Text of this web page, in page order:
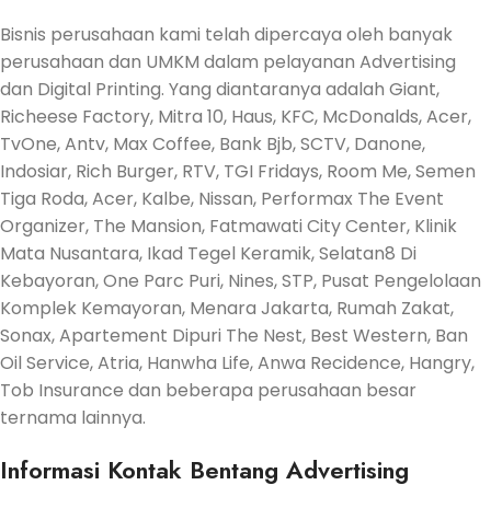
Bisnis perusahaan kami telah dipercaya oleh banyak
perusahaan dan UMKM dalam pelayanan Advertising
dan Digital Printing. Yang diantaranya adalah Giant,
Richeese Factory, Mitra 10, Haus, KFC, McDonalds, Acer,
TvOne, Antv, Max Coffee, Bank Bjb, SCTV, Danone,
Indosiar, Rich Burger, RTV, TGI Fridays, Room Me, Semen
Tiga Roda, Acer, Kalbe, Nissan, Performax The Event
Organizer, The Mansion, Fatmawati City Center, Klinik
Mata Nusantara, Ikad Tegel Keramik, Selatan8 Di
Kebayoran, One Parc Puri, Nines, STP, Pusat Pengelolaan
Komplek Kemayoran, Menara Jakarta, Rumah Zakat,
Sonax, Apartement Dipuri The Nest, Best Western, Ban
Oil Service, Atria, Hanwha Life, Anwa Recidence, Hangry,
Tob Insurance dan beberapa perusahaan besar
ternama lainnya.
Informasi Kontak Bentang Advertising